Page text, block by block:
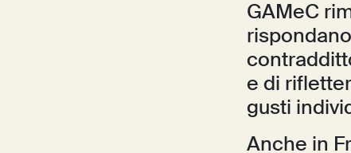
GAMeC
e di
gusti
Anche in